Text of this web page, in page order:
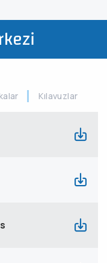
Kılavuzlar